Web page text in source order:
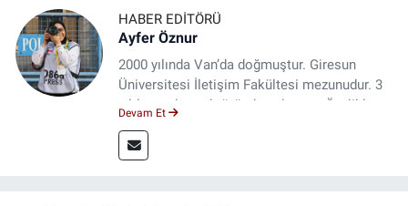
HABER EDITÖRÜ
Ayfer Öznur
2000 yılında Van’da doğmuştur. Giresun
Üniversitesi İletişim Fakültesi mezunudur. 3
yıldır medya sektöründe çalışıyor. Özelikle
Devam Et